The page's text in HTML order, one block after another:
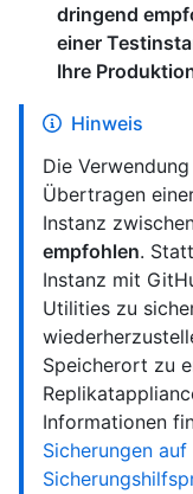
dringend
einer
Ihre
Hinweis
Die
Übertragen
Instanz
empfohlen.
Instanz mit
Utilities zu
Speicherort zu
Informationen
Sicherungen